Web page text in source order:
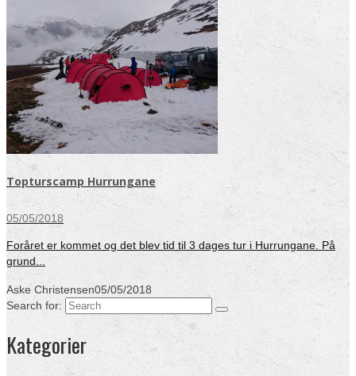
Topturscamp Hurrungane
05/05/2018
Foråret er kommet og det blev tid til 3 dages tur i Hurrungane. På
grund...
Aske Christensen05/05/2018
Search for:
Kategorier